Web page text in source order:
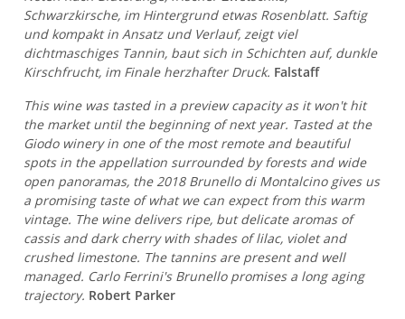
Schwarzkirsche, im Hintergrund etwas Rosenblatt. Saftig
und kompakt in Ansatz und Verlauf, zeigt viel
dichtmaschiges Tannin, baut sich in Schichten auf, dunkle
Kirschfrucht, im Finale herzhafter Druck. Falstaff
This wine was tasted in a preview capacity as it won't hit
the market until the beginning of next year. Tasted at the
Giodo winery in one of the most remote and beautiful
spots in the appellation surrounded by forests and wide
open panoramas, the 2018 Brunello di Montalcino gives us
a promising taste of what we can expect from this warm
vintage. The wine delivers ripe, but delicate aromas of
cassis and dark cherry with shades of lilac, violet and
crushed limestone. The tannins are present and well
managed. Carlo Ferrini's Brunello promises a long aging
trajectory. Robert Parker